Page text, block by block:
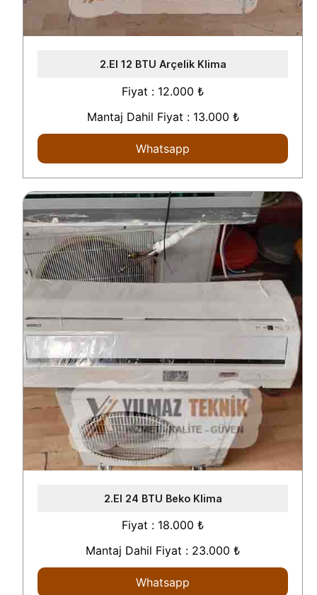
2.El 12 BTU Arçelik Klima
Fiyat : 12.000 ₺
Mantaj Dahil Fiyat : 13.000 ₺
Whatsapp
2.El 24 BTU Beko Klima
Fiyat : 18.000 ₺
Mantaj Dahil Fiyat : 23.000 ₺
Whatsapp